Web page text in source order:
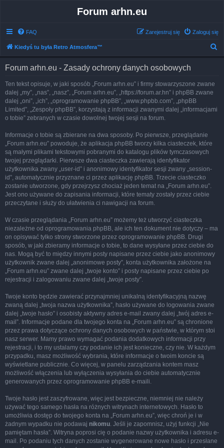
Forum arhn.eu
FAQ Zaloguj się
Zarejestruj się
Kiedyś tu była Retro Atmosfera™
Forum arhn.eu - Zasady ochrony danych osobowych
Ten tekst opisuje, w jaki sposób „Forum arhn.eu” i firmy stowarzyszone zwane
dalej „my”, „nas”, „nasz”, „Forum arhn.eu”, „https://forum.ar.hn” i phpBB zwane
dalej „oni”, „ich”, „oprogramowanie phpBB”, „www.phpbb.com”, „phpBB
Limited”, „Zespoły phpBB”, korzystają z informacji zwanymi dalej „informacjami
o tobie” zebranych w czasie dowolnej twojej sesji na forum.
Informacje o tobie są zbierane na dwa sposoby. Po pierwsze, przeglądanie
„Forum arhn.eu” powoduje, że aplikacja phpBB tworzy kilka ciasteczek, które
są małymi plikami tekstowymi pobranymi do katalogu plików tymczasowych
twojej przeglądarki. Pierwsze dwa ciasteczka zawierają identyfikator
użytkownika zwany „user-id” i anonimowy identyfikator sesji zwany „session-
id”, automatycznie przyznane ci przez aplikację phpBB. Trzecie ciasteczko
zostanie utworzone, gdy przejrzysz chociaż jeden temat na „Forum arhn.eu”.
Jest ono używane do zapisania informacji, które tematy zostały przez ciebie
przeczytane i służy do ułatwienia ci nawigacji na forum.
W czasie przeglądania „Forum arhn.eu” możemy też utworzyć ciasteczka
niezależne od oprogramowania phpBB, ale ich ten dokument nie dotyczy – ma
on opisywać tylko strony stworzone przez oprogramowanie phpBB. Drugi
sposób, w jaki zbieramy informacje o tobie, to dane wysyłane przez ciebie do
nas. Mogą być to między innymi posty napisane przez ciebie jako anonimowy
użytkownik zwane dalej „anonimowe posty”, konta użytkownika założone na
„Forum arhn.eu” zwane dalej „twoje konto” i posty napisane przez ciebie po
rejestracji i zalogowaniu zwane dalej „twoje posty”.
Twoje konto będzie zawierać przynajmniej unikalną identyfikacyjną nazwę
zwaną dalej „twoja nazwa użytkownika”, hasło używane do logowania zwane
dalej „twoje hasło” i osobisty aktywny adres e-mail zwany dalej „twój adres e-
mail”. Informacje podane dla twojego konta na „Forum arhn.eu” są chronione
przez prawa dotyczące ochrony danych osobowych w państwie, w którym stoi
nasz serwer. Mamy prawo wymagać podania dodatkowych informacji przy
rejestracji, i to my ustalamy czy podanie ich jest konieczne, czy nie. W każdym
przypadku, masz możliwość wybrania, które informacje o twoim koncie są
wyświetlane publicznie. Co więcej, w panelu zarządzania kontem masz
możliwość włączenia lub wyłączenia wysyłania do ciebie automatycznie
generowanych przez oprogramowanie phpBB e-maili.
Twoje hasło jest zaszyfrowane, więc jest bezpieczne, niemniej nie należy
używać tego samego hasła na różnych witrynach internetowych. Hasło to
umożliwia dostęp do twojego konta na „Forum arhn.eu”, więc chroń je i w
żadnym wypadku nie podawaj nikomu. Jeśli je zapomnisz, użyj funkcji „Nie
pamiętam hasła”. Witryna poprosi cię o podanie nazwy użytkownika i adresu e-
mail. Po podaniu tych danych zostanie wygenerowane nowe hasło i przesłane